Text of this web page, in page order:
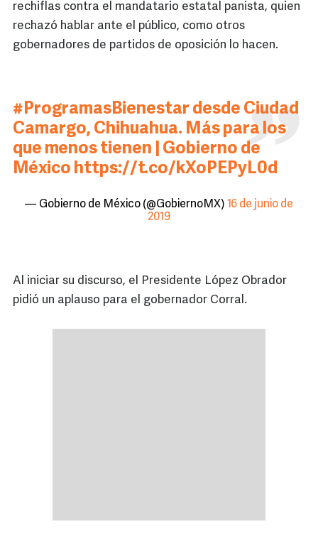
rechiflas contra el mandatario estatal panista, quien
rechazó hablar ante el público, como otros
gobernadores de partidos de oposición lo hacen.
#ProgramasBienestar desde Ciudad
Camargo, Chihuahua. Más para los
que menos tienen | Gobierno de
México https://t.co/kXoPEPyL0d
— Gobierno de México (@GobiernoMX) 16 de junio de
2019
Al iniciar su discurso, el Presidente López Obrador
pidió un aplauso para el gobernador Corral.